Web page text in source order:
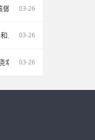
的是如实说明
03-26
入职征信报告逾期为何常
03-26
改变求职走向
03-26